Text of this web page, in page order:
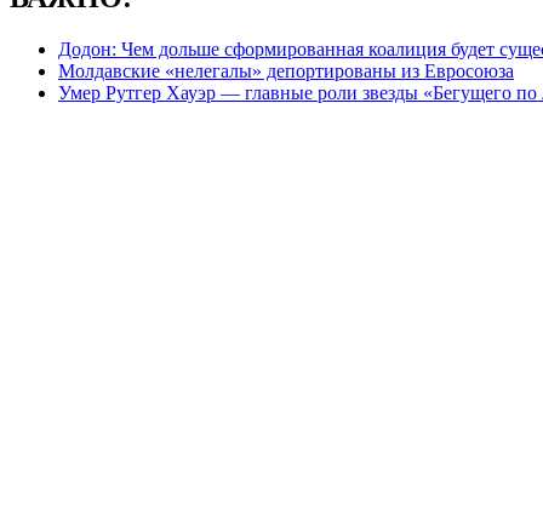
Додон: Чем дольше сформированная коалиция будет
Молдавские «нелегалы» депортированы из Евросоюза
Умер Рутгер Хауэр — главные роли звезды «Бегущего по